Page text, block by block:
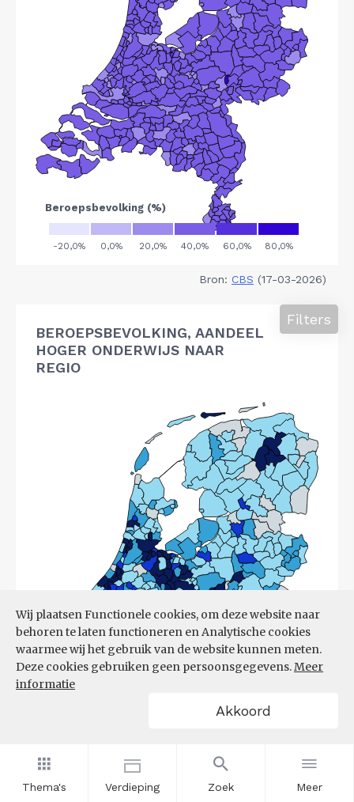
Thema's Verdieping Zoek Meer
Wij plaatsen Functionele cookies, om deze website naar
behoren te laten functioneren en Analytische cookies
waarmee wij het gebruik van de website kunnen meten.
Deze cookies gebruiken geen persoonsgegevens.Meer
informatie
Akkoord
Bron: CBS (17-03-2026)
BEROEPSBEVOLKING, AANDEEL
HOGER ONDERWIJS NAAR
REGIO
Filters
Bron:CBS (17-03-2026)